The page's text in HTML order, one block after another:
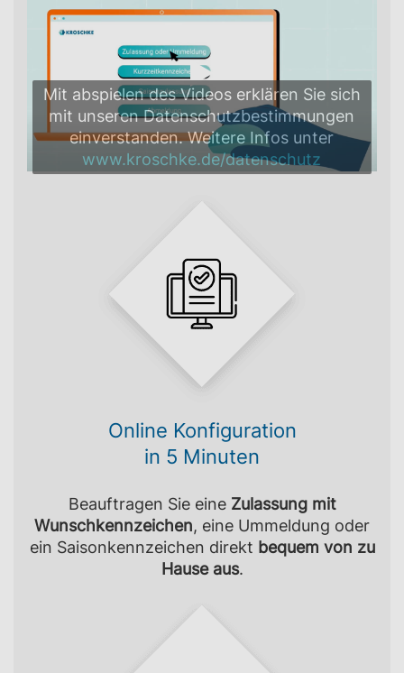
Mit abspielen des Videos erklären Sie sich
mit unseren Datenschutzbestimmungen
einverstanden. Weitere Infos unter
www.kroschke.de/datenschutz
Online Konfiguration
in 5 Minuten
Beauftragen Sie eine Zulassung mit
Wunschkennzeichen, eine Ummeldung oder
ein Saisonkennzeichen direkt bequem von zu
Hause aus.